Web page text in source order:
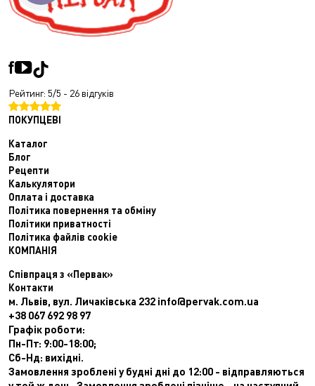
Рейтинг: 5/5 - 26 відгуків
ПОКУПЦЕВІ
Каталог
Блог
Рецепти
Калькулятори
Оплата і доставка
Політика повернення та обміну
Політики приватності
Політика файлів cookie
КОМПАНІЯ
Співпраця з «Первак»
Контакти
м. Львів, вул. Личаківська 232 info@pervak.com.ua
+38 067 692 98 97
Графік роботи:
Пн-Пт: 9:00-18:00;
Сб-Нд: вихідні.
Замовлення зроблені у будні дні до 12:00 - відправляються